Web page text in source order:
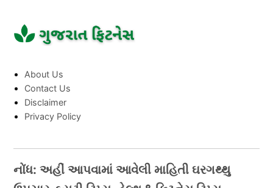
About Us
Contact Us
Disclaimer
Privacy Policy
નોંધ: અહીં આપવામાં આવેલી માહિતી ઘરગથ્થુ